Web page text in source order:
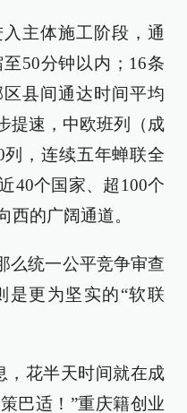
主体施工阶段，通
50分钟以内；16条
县间通达时间平均
提速，中欧班列（成
列，连续五年蝉联全
40个国家、超100个
西的广阔通道。
么统一公平竞争审查
是更为坚实的“软联
，花半天时间就在成
巴适！”重庆籍创业